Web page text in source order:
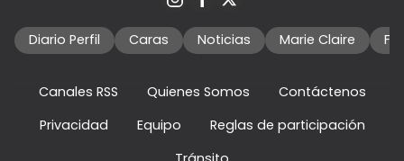
Diario Perfil Caras Noticias Marie Claire
Canales RSS Quienes Somos
Contáctenos
Privacidad
Equipo
Reglas de participación